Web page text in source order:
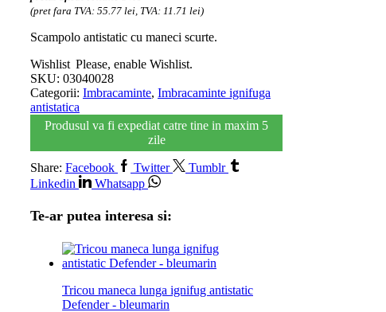
(pret fara TVA: 55.77 lei, TVA: 11.71 lei)
Scampolo antistatic cu maneci scurte.
Wishlist Please, enable Wishlist.
SKU: 03040028
Categorii: Imbracaminte, Imbracaminte ignifuga
antistatica
Produsul va fi expediat catre tine in maxim 5
zile
Share: Facebook Twitter
Tumblr
Linkedin
Whatsapp
Te-ar putea interesa si:
Tricou maneca lunga ignifug antistatic
Defender - bleumarin